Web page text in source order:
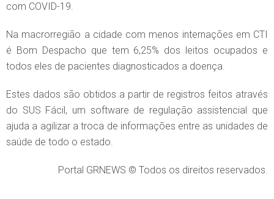
com COVID-19.
Na macrorregião a cidade com menos internações em CTI
é Bom Despacho que tem 6,25% dos leitos ocupados e
todos eles de pacientes diagnosticados a doença.
Estes dados são obtidos a partir de registros feitos através
do SUS Fácil, um software de regulação assistencial que
ajuda a agilizar a troca de informações entre as unidades de
saúde de todo o estado.
Portal GRNEWS © Todos os direitos reservados.